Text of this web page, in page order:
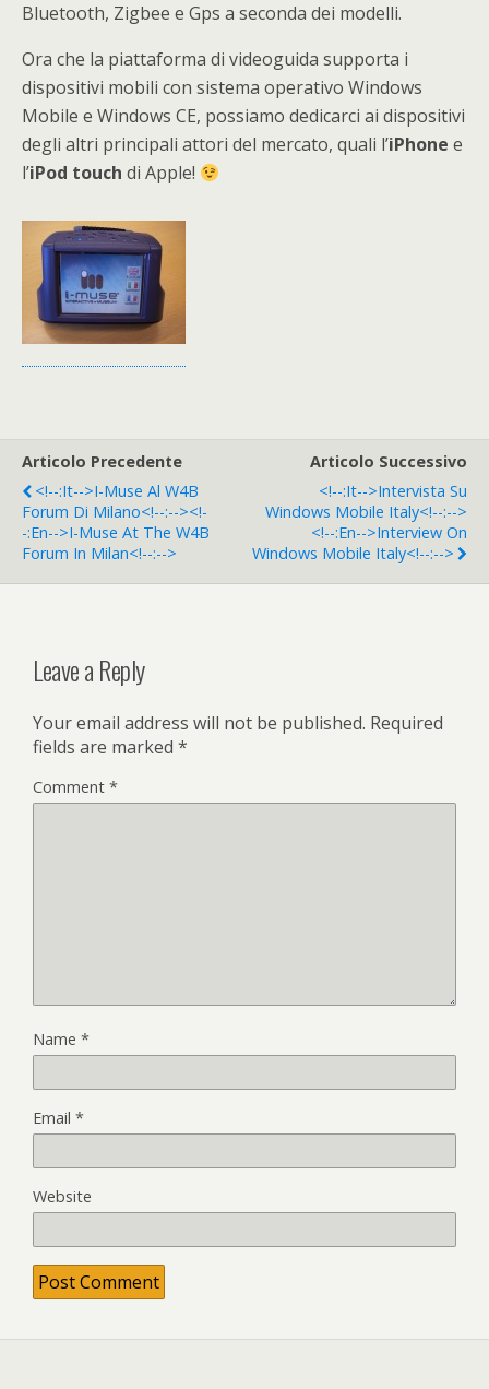
Bluetooth, Zigbee e Gps a seconda dei modelli.
Ora che la piattaforma di videoguida supporta i
dispositivi mobili con sistema operativo Windows
Mobile e Windows CE, possiamo dedicarci ai dispositivi
degli altri principali attori del mercato, quali l’iPhone e
l’iPod touch di Apple!
Articolo Precedente
<!--:it-->i-Muse Al W4B
Forum Di Milano<!--:--><!-
-:en-->i-Muse At The W4B
Forum In Milan<!--:-->
Articolo Successivo
<!--:it-->Intervista Su
Windows Mobile Italy<!--:-->
<!--:en-->Interview On
Windows Mobile Italy<!--:-->
Leave a Reply
Your email address will not be published. Required
fields are marked *
Comment *
Name *
Email *
Website